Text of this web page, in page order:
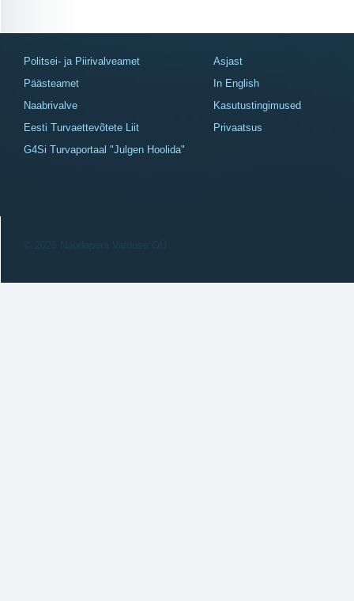
Politsei- ja Piirivalveamet
Päästeamet
Naabrivalve
Eesti Turvaettevõtete Liit
G4Si Turvaportaal "Julgen Hoolida"
Asjast
In English
Kasutustingimused
Privaatsus
© 2026 Noodapera Valduse OÜ